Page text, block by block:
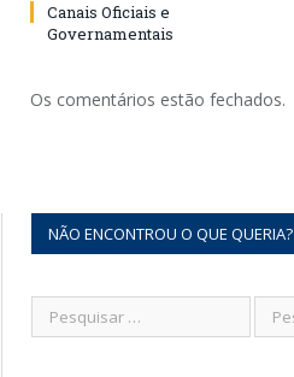
Canais Oficiais e
Governamentais
Os comentários estão fechados.
NÃO ENCONTROU O QUE QUERIA?